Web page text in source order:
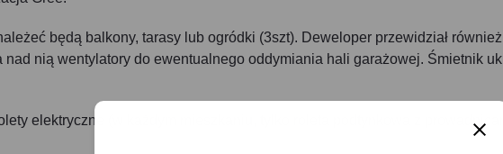
będą balkony, tarasy lub ogródki (3szt). Deweloper przewidział również
nią wentylatory do ewentualnego oddymiania hali garażowej. Śmietnik
elektryczne (w każdym mieszkaniu, tylko roleta podtynkowa z